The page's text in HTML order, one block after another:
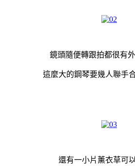
鏡頭隨便轉跟拍都很有
這麼大的鋼琴要幾人聯手
還有一小片薰衣草可